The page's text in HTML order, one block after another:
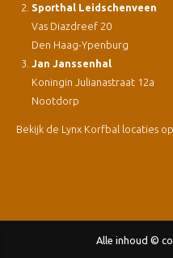
Sporthal Leidschenveen
Vas Diazdreef 20
Den Haag-Ypenburg
Jan Janssenhal
Koningin Julianastraat 12a
Nootdorp
Bekijk de Lynx Korfbal locaties
Alle inhoud ©